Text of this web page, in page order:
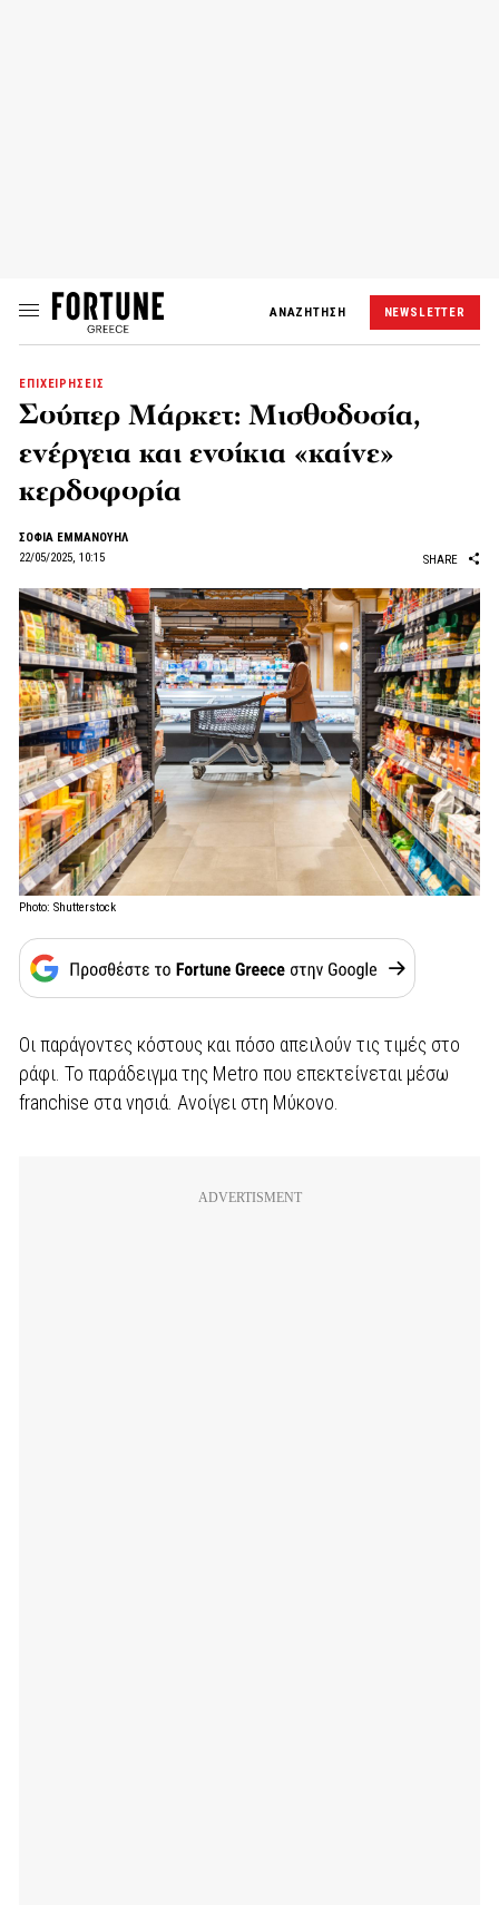
ΑΝΑΖΗΤΗΣΗ NEWSLETTER
ΕΠΙΧΕΙΡΗΣΕΙΣ
Σούπερ Μάρκετ: Μισθοδοσία,
ενέργεια και ενοίκια «καίνε»
κερδοφορία
ΣΟΦΙΑ ΕΜΜΑΝΟΥΗΛ
22/05/2025, 10:15
SHARE
Photo: Shutterstock
Οι παράγοντες κόστους και πόσο απειλούν τις τιμές στο
ράφι. Το παράδειγμα της Metro που επεκτείνεται μέσω
franchise στα νησιά. Ανοίγει στη Μύκονο.